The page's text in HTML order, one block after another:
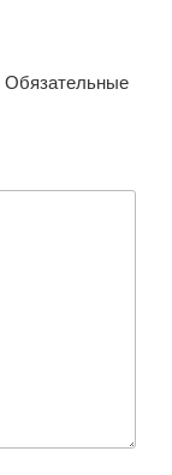
Обязательные